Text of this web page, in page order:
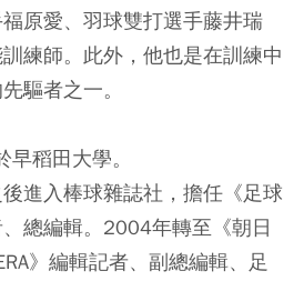
原愛、羽球雙打選手藤井瑞
練師。此外，他也是在訓練中
驅者之一。
稻田大學。
進入棒球雜誌社，擔任《足球
總編輯。2004年轉至《朝日
》編輯記者、副總編輯、足